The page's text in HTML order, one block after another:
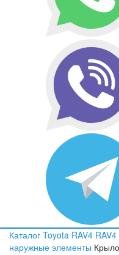
Каталог Toyota RAV4
наружные элементы Крыло